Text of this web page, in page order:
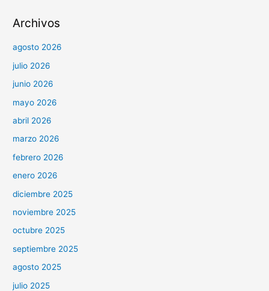
Archivos
agosto 2026
julio 2026
junio 2026
mayo 2026
abril 2026
marzo 2026
febrero 2026
enero 2026
diciembre 2025
noviembre 2025
octubre 2025
septiembre 2025
agosto 2025
julio 2025